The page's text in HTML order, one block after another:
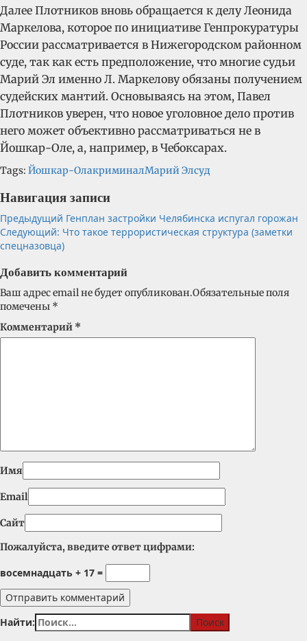
Далее Плотников вновь обращается к делу Леонида
Маркелова, которое по инициативе Генпрокуратуры
России рассматривается в Нижегородском районном
суде, так как есть предположение, что многие судьи
Марий Эл именно Л. Маркелову обязаны получением
судейских мантий. Основываясь на этом, Павел
Плотников уверен, что новое уголовное дело против
него может объективно рассматриваться не в
Йошкар-Оле, а, например, в Чебоксарах.
Tags: Йошкар-ОлакриминалМарий Элсуд
Навигация записи
Предыдущий Генплан застройки Челябинска испугал горожан
Следующий: Что такое террористическая структура (заметки
спецназовца)
Добавить комментарий
Ваш адрес email не будет опубликован.Обязательные поля
помечены *
Комментарий *
Имя
Email
Сайт
Пожалуйста, введите ответ цифрами:
восемнадцать + 17 =
Найти: